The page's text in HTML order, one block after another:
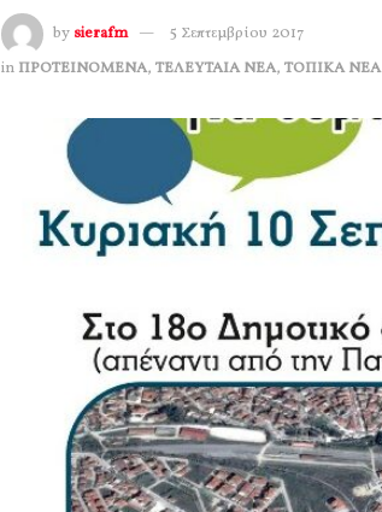
by sierafm
5 Σεπτεμβρίου 2017
in ΠΡΟΤΕΙΝΟΜΕΝΑ, ΤΕΛΕΥΤΑΙΑ ΝΕΑ, ΤΟΠΙΚΑ ΝΕΑ